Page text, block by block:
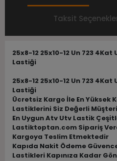
Taksit
25x8-12 25x10-12 Un 723
Lastiği
25x8-12 25x10-12 Un 723
Lastiği
Ücretsiz Kargo İle En Yüksek
Lastiklerini Siz Değerli
En Uygun Atv Utv Lastik
Lastiktoptan.com Sipariş
Kargoya Teslim Etmektedir
Kapıda Nakit Ödeme
Lastikleri Kapınıza Kadar